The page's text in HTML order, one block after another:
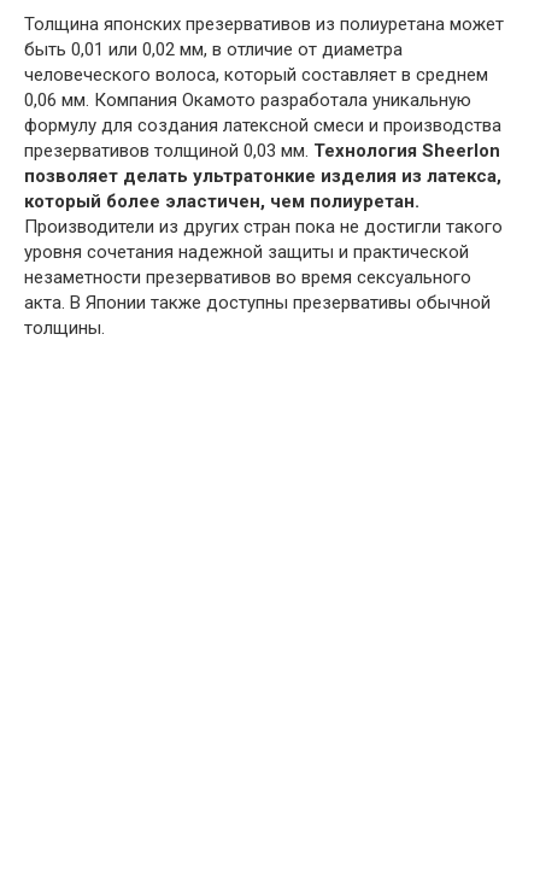
Толщина японских презервативов из полиуретана может
быть 0,01 или 0,02 мм, в отличие от диаметра
человеческого волоса, который составляет в среднем
0,06 мм. Компания Окамото разработала уникальную
формулу для создания латексной смеси и производства
презервативов толщиной 0,03 мм. Технология Sheerlon
позволяет делать ультратонкие изделия из латекса,
который более эластичен, чем полиуретан.
Производители из других стран пока не достигли такого
уровня сочетания надежной защиты и практической
незаметности презервативов во время сексуального
акта. В Японии также доступны презервативы обычной
толщины.